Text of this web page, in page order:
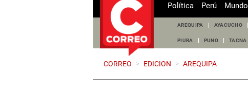
Política Perú Mundo
AREQUIPA AYACUCHO
PIURA PUNO TACNA
CORREO > EDICION > AREQUIPA